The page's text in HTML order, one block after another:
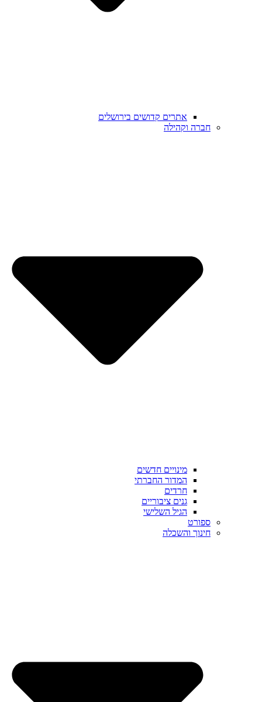
אתרים קדושים בירושלים
חברה וקהילה
מינויים חדשים
המדור החברתי
חרדים
גנים ציבוריים
הגיל השלישי
ספורט
חינוך והשכלה